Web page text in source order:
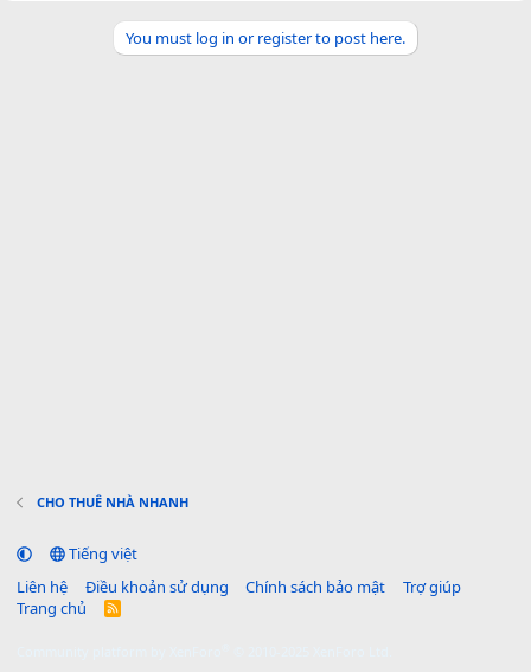
You must log in or register to post here.
CHO THUÊ NHÀ NHANH
Tiếng việt
Liên hệ
Điều khoản sử dụng Chính sách bảo mật
Trợ giúp
Trang chủ
R